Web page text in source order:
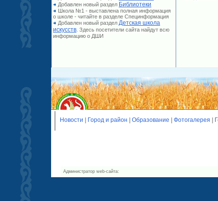
Добавлен новый раздел Библиотеки
Школа №1 - выставлена полная информация
о школе - читайте в разделе Специнформация
Добавлен новый раздел Детская школа
искусств . Здесь посетители сайта найдут всю
информацию о ДШИ
Новости Город и район Образование Фотогалерея
Администратор web-сайта: